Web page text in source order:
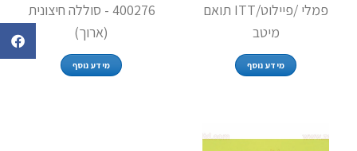
פמלי /פיילוט/ITT תואם
מיטב
מידע נוסף
400276 - סוללה חיצונית
(ארוך)
מידע נוסף